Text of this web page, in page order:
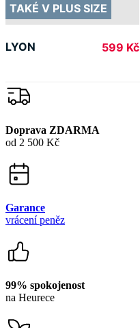
TAKÉ V PLUS SIZE
LYON 599 Kč
Doprava ZDARMA
od 2 500 Kč
Garance
vrácení peněz
99% spokojenost
na Heurece